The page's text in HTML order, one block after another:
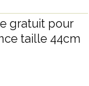
gratuit pour
taille 44cm